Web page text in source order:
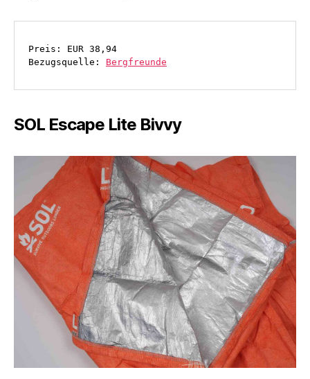
Preis: EUR 38,94
Bezugsquelle: Bergfreunde
SOL Escape Lite Bivvy